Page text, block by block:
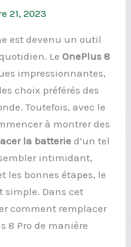
21, 2023
est devenu un outil
LeOnePlus 8
impressionnantes,
choix préférés des
Toutefois, avec le
à montrer des
la batterie d’un tel
intimidant,
les bonnes étapes, le
simple. Dans cet
comment remplacer
8 Pro de manière